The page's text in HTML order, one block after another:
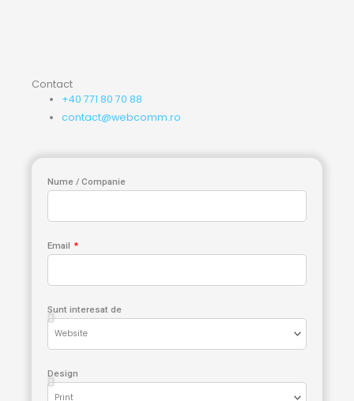
Contact
+40 771 80 70 88
contact@webcomm.ro
Nume / Companie
Email
Sunt interesat de
Design